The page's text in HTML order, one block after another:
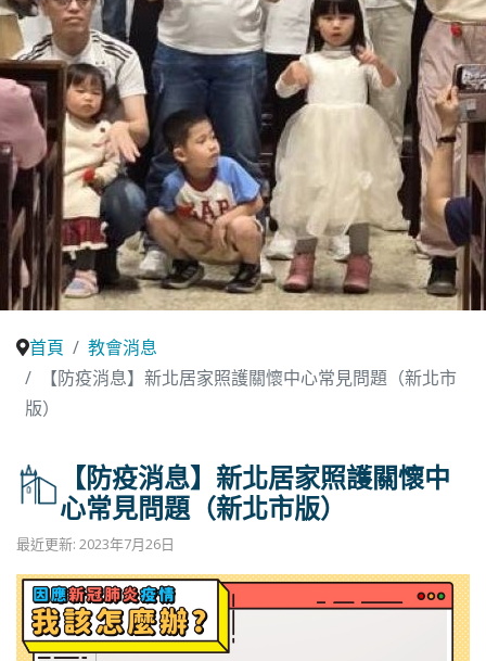
首頁
教會消息
【防疫消息】新北居家照護關懷中心常見問題（新北市
版）
【防疫消息】新北居家照護關懷中
心常見問題（新北市版）
最近更新: 2023年7月26日